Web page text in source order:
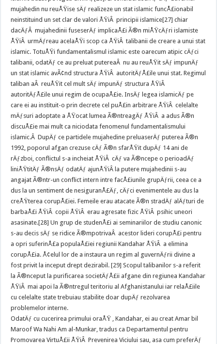
mujahedin nu reuÅŸise sÄƒ realizeze un stat islamic funcÅ£ionabil
neinstituind un set clar de valori ÅŸiÂ principii islamice[27] chiar
dacÄƒÂ mujahedinii fuseserÄƒ implicaÅ£i Ã®n miÅŸcÄƒri islamiste
ÅŸiÂ urmÄƒreau acelaÅŸi scop ca ÅŸiÂ talibanii de creare a unui stat
islamic. TotuÅŸi fundamentalismul islamic este oarecum atipic cÄƒci
talibanii, odatÄƒ ce au preluat putereaÂ nu au reuÅŸit sÄƒ impunÄƒ
un stat islamic avÃ¢nd structura ÅŸiÂ autoritÄƒÅ£ile unui stat. Regimul
taliban aÂ reuÅŸit cel mult sÄƒ impunÄƒ structura ÅŸiÂ
autoritÄƒÅ£ile unui regim de ocupaÅ£ie. InsÄƒ legea islamicÄƒ pe
care ei au instituit-o prin decrete cel puÅ£in arbitrare ÅŸiÂ celelalte
mÄƒsuri adoptate a ÅŸocat lumea Ã®ntreagÄƒ ÅŸiÂ a adus Ã®n
discuÅ£ie mai mult ca niciodata fenomenul fundamentalismului
islamic.Â DupÄƒ ce partidele mujahedine preluaserÄƒ puterea Ã®n
1992, poporul afgan crezuse cÄƒ Ã®n sfarÅŸit dupÄƒ 14 ani de
rÄƒzboi, conflictul s-a incheiat ÅŸiÂ cÄƒ va Ã®ncepe o perioadÄƒ
liniÅŸtitÄƒ Ã®nsÄƒ odatÄƒ ajunÅŸiÂ la putere mujahedinii s-au
angajat Ã®ntr-un conflict intern intre facÅ£iunile grupÄƒrii, ceea ce a
dus la un sentiment de nesiguranÅ£Äƒ, cÄƒci evenimentele au dus la
creÅŸterea corupÅ£iei. Femeile erau atacate Ã®n stradÄƒ alÄƒturi de
barbaÅ£i ÅŸiÂ copii ÅŸiÂ erau agresate fizic ÅŸiÂ psihic uneori
asasinate.[28] Un grup de studenÅ£i ai seminariilor de studiu canonic
s-au decis sÄƒ se ridice Ã®mpotrivaÂ acestor lideri corupÅ£i pentru
a opri suferinÅ£a populaÅ£iei regiunii Kandahar ÅŸiÂ a elimina
corupÅ£ia. Å¢elul lor de a instaura un regim al guvernÄƒrii divine a
fost privit la inceput drept dezirabil. [29] Scopul talibanilor s-a referit
la Ã®nceput la purificarea societÄƒÅ£ii afgane din regiunea Kandahar
ÅŸiÂ mai apoi la Ã®ntregul teritoriu al Afghanistanului iar relaÅ£iile
cu celelalte state trebuiau stabilite doar dupÄƒ rezolvarea
problemelor interne.
OdatÄƒ cu cucerirea primului oraÅŸ , Kandahar, ei au creat Amar bil
Maroof Wa Nahi Am al-Munkar, tradus ca Departamentul pentru
Promovarea VirtuÅ£ii ÅŸiÂ Prevenirea Viciului sau, asa cum preferÄƒ